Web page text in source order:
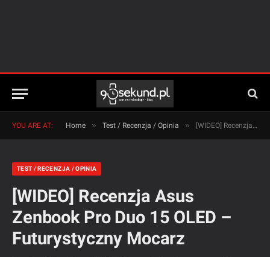
YOU ARE AT: Home » Test / Recenzja / Opinia » [WIDEO] Recenzja Asus Zenbook Pro Duo 15 OLED – Futurystyczny Mocarz
TEST / RECENZJA / OPINIA
[WIDEO] Recenzja Asus
Zenbook Pro Duo 15 OLED –
Futurystyczny Mocarz